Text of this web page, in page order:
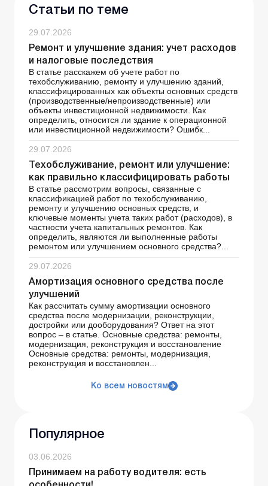
Статьи по теме
29.07.2026
Ремонт и улучшение здания: учет расходов
и налоговые последствия
В статье расскажем об учете работ по
техобслуживанию, ремонту и улучшению зданий,
классифицированных как объекты основных средств
(производственные/непроизводственные) или
объекты инвестиционной недвижимости. Как
определить, относится ли здание к операционной
или инвестиционной недвижимости? Ошибк...
29.07.2026
Техобслуживание, ремонт или улучшение:
как правильно классифицировать работы
В статье рассмотрим вопросы, связанные с
классификацией работ по техобслуживанию,
ремонту и улучшению основных средств, и
ключевые моменты учета таких работ (расходов), в
частности учета капитальных ремонтов. Как
определить, являются ли выполненные работы
ремонтом или улучшением основного средства?...
29.07.2026
Амортизация основного средства после
улучшений
Как рассчитать сумму амортизации основного
средства после модернизации, реконструкции,
достройки или дооборудования? Ответ на этот
вопрос – в статье. Основные средства: ремонты,
модернизация, реконструкция и восстановление
Основные средства: ремонты, модернизация,
реконструкция и восстановлен...
Ко всем новостям
Популярное
03.06.2026
Принимаем на работу водителя: есть